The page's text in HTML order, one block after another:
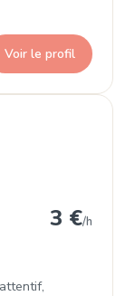
Voir le profil
3 €/h